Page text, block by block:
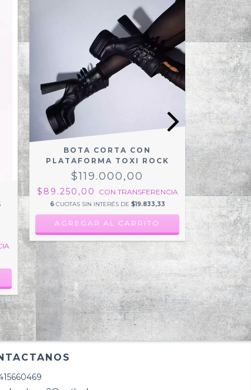
BOTA CORTA CON
PLATAFORMA TOXI ROCK
$119.000,00
$89.250,00 CON TRANSFERENCIA
6 CUOTAS SIN INTERÉS DE $19.833,33
AGREGAR AL CARRITO
BOTA